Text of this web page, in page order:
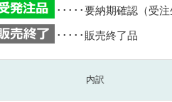
･････要納期確認（受注
･････販売終了品
内訳